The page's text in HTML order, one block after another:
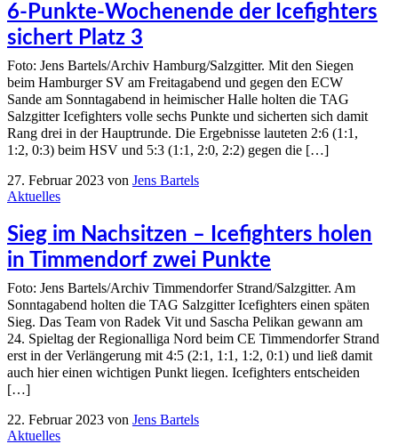
6-Punkte-Wochenende der Icefighters
sichert Platz 3
Foto: Jens Bartels/Archiv Hamburg/Salzgitter. Mit den Siegen
beim Hamburger SV am Freitagabend und gegen den ECW
Sande am Sonntagabend in heimischer Halle holten die TAG
Salzgitter Icefighters volle sechs Punkte und sicherten sich damit
Rang drei in der Hauptrunde. Die Ergebnisse lauteten 2:6 (1:1,
1:2, 0:3) beim HSV und 5:3 (1:1, 2:0, 2:2) gegen die […]
27. Februar 2023 von Jens Bartels
Aktuelles
Sieg im Nachsitzen – Icefighters holen
in Timmendorf zwei Punkte
Foto: Jens Bartels/Archiv Timmendorfer Strand/Salzgitter. Am
Sonntagabend holten die TAG Salzgitter Icefighters einen späten
Sieg. Das Team von Radek Vit und Sascha Pelikan gewann am
24. Spieltag der Regionalliga Nord beim CE Timmendorfer Strand
erst in der Verlängerung mit 4:5 (2:1, 1:1, 1:2, 0:1) und ließ damit
auch hier einen wichtigen Punkt liegen. Icefighters entscheiden
[…]
22. Februar 2023 von Jens Bartels
Aktuelles